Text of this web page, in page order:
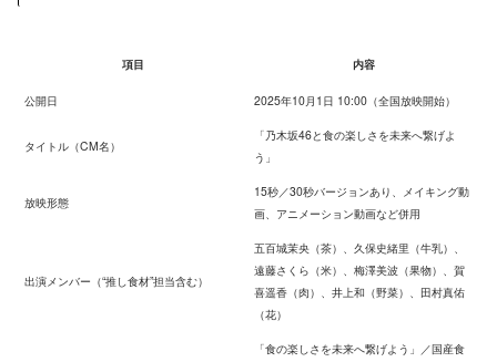
項目 内容
公開日 2025年10月1日 10:00（全国放映開始）
タイトル（CM名）
「乃木坂46と食の楽しさを未来へ繋げよ
う」
放映形態
15秒／30秒バージョンあり、メイキング動
画、アニメーション動画など併用
出演メンバー（“推し食材”担当含む）
五百城茉央（茶）、久保史緒里（牛乳）、
遠藤さくら（米）、梅澤美波（果物）、賀
喜遥香（肉）、井上和（野菜）、田村真佑
（花）
「食の楽しさを未来へ繋げよう」／国産食